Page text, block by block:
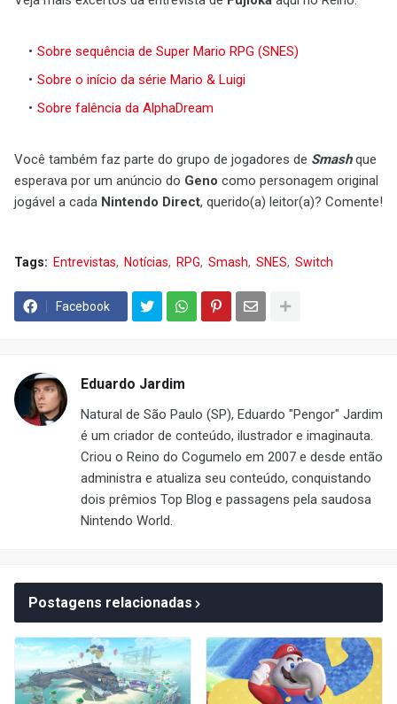
Sobre sequência de Super Mario RPG (SNES)
Sobre o início da série Mario & Luigi
Sobre falência da AlphaDream
Você também faz parte do grupo de jogadores de Smashque
esperava por um anúncio do Geno como personagem original
jogável a cada Nintendo Direct, querido(a) leitor(a)? Comente!
Tags: Entrevistas Notícias RPG Smash SNES Switch
Facebook
Eduardo Jardim
Natural de São Paulo (SP), Eduardo "Pengor" Jardim
é um criador de conteúdo, ilustrador e imaginauta.
Criou o Reino do Cogumelo em 2007 e desde então
administra e atualiza seu conteúdo, conquistando
dois prêmios Top Blog e passagens pela saudosa
Nintendo World.
Postagens relacionadas